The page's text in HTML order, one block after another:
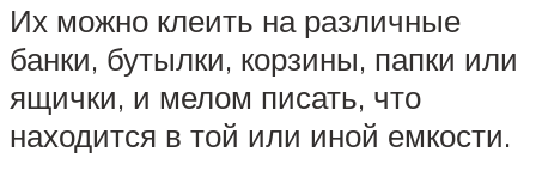
Их можно клеить на различные
банки, бутылки, корзины, папки или
ящички, и мелом писать, что
находится в той или иной емкости.